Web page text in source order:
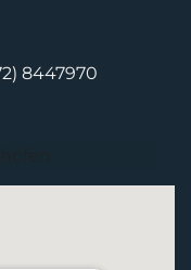
8447970